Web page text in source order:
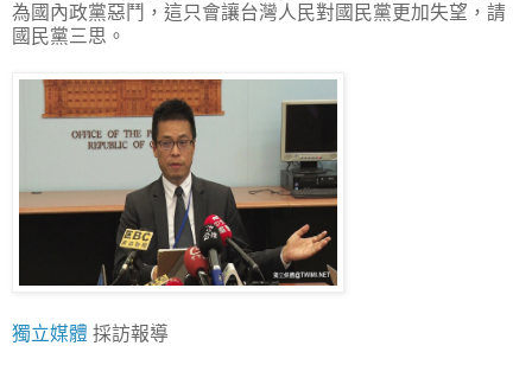
為國內政黨惡鬥，這只會讓台灣人民對國民黨更加失望，請
國民黨三思。
獨立媒體 採訪報導